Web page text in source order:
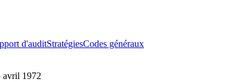
d'auditStratégiesCodes généraux
avril 1972